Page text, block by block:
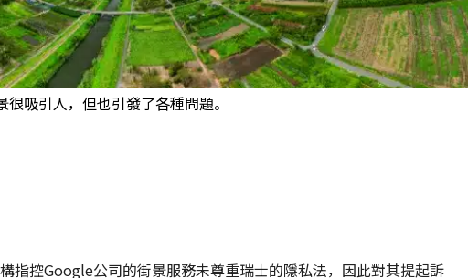
吸引人，但也引發了各種問題。
指控Google公司的街景服務未尊重瑞士的隱私法，因此對其提起訴